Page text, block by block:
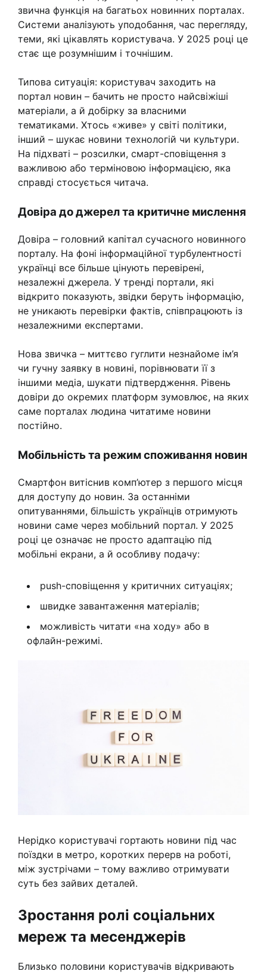
звична функція на багатьох новинних порталах.
Системи аналізують уподобання, час перегляду,
теми, які цікавлять користувача. У 2025 році це
стає ще розумнішим і точнішим.
Типова ситуація: користувач заходить на
портал новин – бачить не просто найсвіжіші
матеріали, а й добірку за власними
тематиками. Хтось «живе» у світі політики,
інший – шукає новини технологій чи культури.
На підхваті – розсилки, смарт-сповіщення з
важливою або терміновою інформацією, яка
справді стосується читача.
Довіра до джерел та критичне мислення
Довіра – головний капітал сучасного новинного
порталу. На фоні інформаційної турбулентності
українці все більше цінують перевірені,
незалежні джерела. У тренді портали, які
відкрито показують, звідки беруть інформацію,
не уникають перевірки фактів, співпрацюють із
незалежними експертами.
Нова звичка – миттєво гуглити незнайоме ім’я
чи гучну заявку в новині, порівнювати її з
іншими медіа, шукати підтвердження. Рівень
довіри до окремих платформ зумовлює, на яких
саме порталах людина читатиме новини
постійно.
Мобільність та режим споживання новин
Смартфон витіснив комп’ютер з першого місця
для доступу до новин. За останніми
опитуваннями, більшість українців отримують
новини саме через мобільний портал. У 2025
році це означає не просто адаптацію під
мобільні екрани, а й особливу подачу:
push-сповіщення у критичних ситуаціях;
швидке завантаження матеріалів;
можливість читати «на ходу» або в
офлайн-режимі.
Нерідко користувачі гортають новини під час
поїздки в метро, коротких перерв на роботі,
між зустрічами – тому важливо отримувати
суть без зайвих деталей.
Зростання ролі соціальних
мереж та месенджерів
Близько половини користувачів відкривають